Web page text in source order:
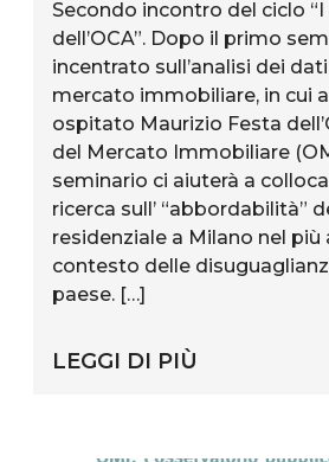
Secondo incontro del ciclo
dell’OCA”. Dopo il primo
incentrato sull’analisi dei
mercato immobiliare, in cui
ospitato Maurizio Festa
del Mercato Immobiliare
seminario ci aiuterà a
ricerca sull’ “abbordabilità”
residenziale a Milano nel più
contesto delle
paese. […]
LEGGI DI PIÙ